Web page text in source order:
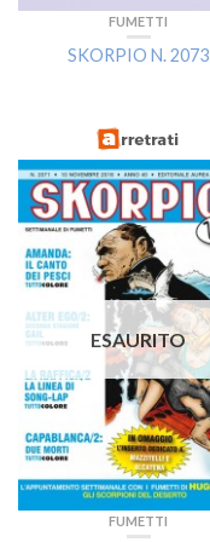
FUMETTI
SKORPIO N. 2073
ESAURITO
FUMETTI